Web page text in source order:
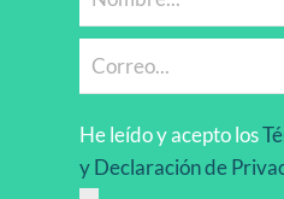
He leído y acepto los
y Declaración de